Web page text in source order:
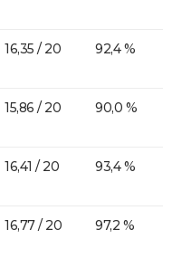
16,35 / 20 92,4 %
15,86 / 20 90,0 %
16,41 / 20 93,4 %
16,77 / 20 97,2 %